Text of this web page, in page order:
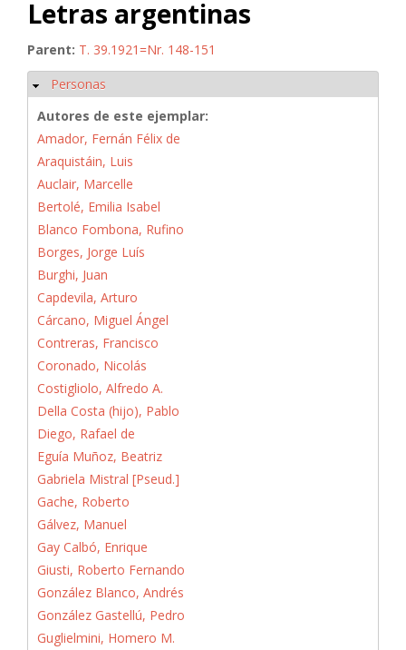
Letras argentinas
Parent: T. 39.1921=Nr. 148-151
Ocultar
Personas
Autores de este ejemplar:
Amador, Fernán Félix de
Araquistáin, Luis
Auclair, Marcelle
Bertolé, Emilia Isabel
Blanco Fombona, Rufino
Borges, Jorge Luís
Burghi, Juan
Capdevila, Arturo
Cárcano, Miguel Ángel
Contreras, Francisco
Coronado, Nicolás
Costigliolo, Alfredo A.
Della Costa (hijo), Pablo
Diego, Rafael de
Eguía Muñoz, Beatriz
Gabriela Mistral [Pseud.]
Gache, Roberto
Gálvez, Manuel
Gay Calbó, Enrique
Giusti, Roberto Fernando
González Blanco, Andrés
González Gastellú, Pedro
Guglielmini, Homero M.